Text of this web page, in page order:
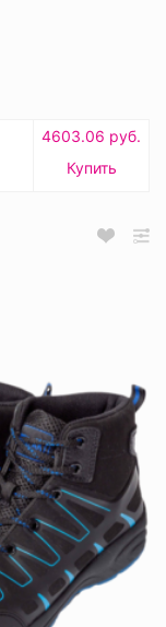
4603.06 руб.
Купить